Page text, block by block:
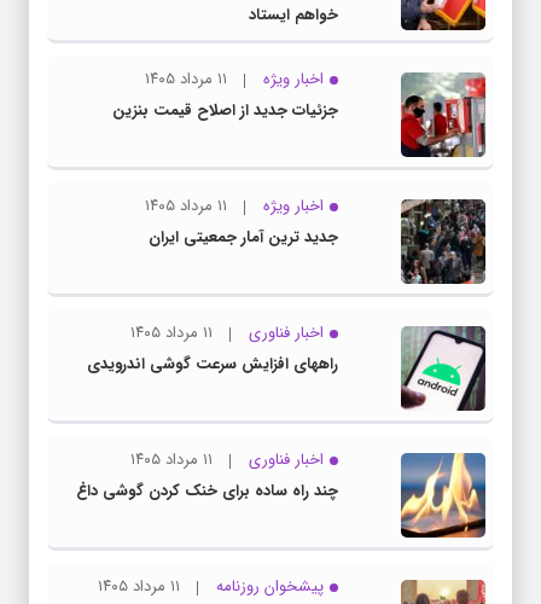
خواهم ایستاد
اخبار ویژه
۱۱ مرداد ۱۴۰۵
جزئیات جدید از اصلاح قیمت بنزین
اخبار ویژه
۱۱ مرداد ۱۴۰۵
جدید ترین آمار جمعیتی ایران
اخبار فناوری
۱۱ مرداد ۱۴۰۵
راههای افزایش سرعت گوشی اندرویدی
اخبار فناوری
۱۱ مرداد ۱۴۰۵
چند راه‌ ساده برای خنک کردن گوشی داغ
پیشخوان روزنامه
۱۱ مرداد ۱۴۰۵